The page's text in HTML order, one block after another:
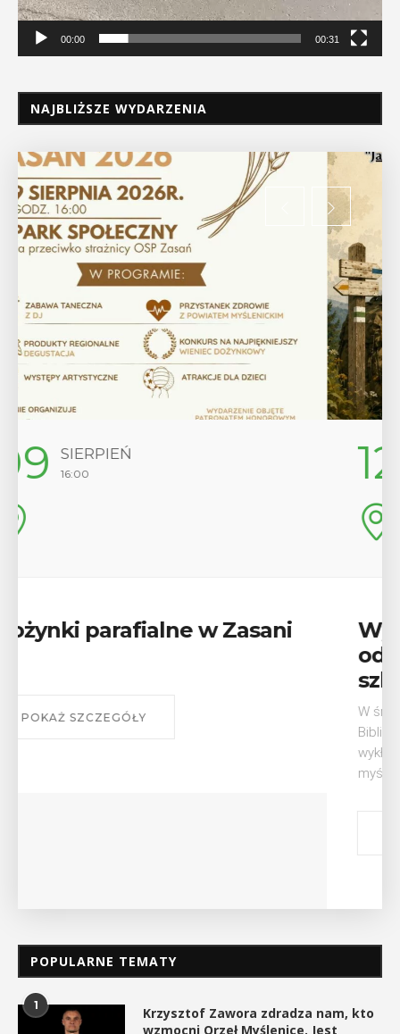
00:00 00:31
NAJBLIŻSZE WYDARZENIA
12 SIERPIEŃ
Wykład „Jak zdobyć
W środę 12 sierpnia o godz. 17 w Miejskiej
POPULARNE TEMATY
1
Krzysztof Zawora zdradza nam, kto
wzmocni Orzeł Myślenice. Jest